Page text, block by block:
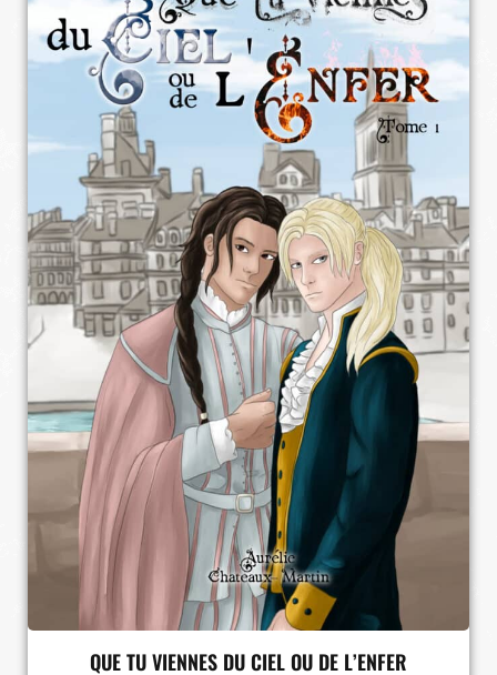
QUE TU VIENNES DU CIEL OU DE L’ENFER